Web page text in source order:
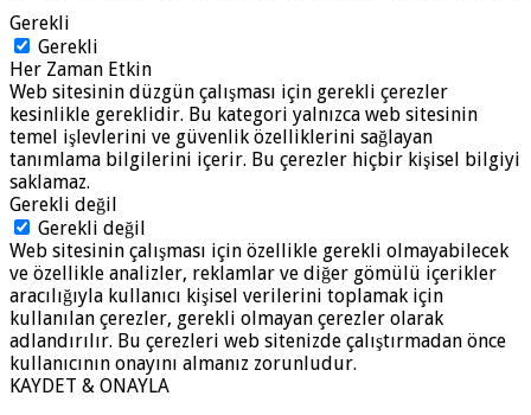
Gerekli
Gerekli
Her Zaman Etkin
Web sitesinin düzgün çalışması için gerekli çerezler
kesinlikle gereklidir. Bu kategori yalnızca web sitesinin
temel işlevlerini ve güvenlik özelliklerini sağlayan
tanımlama bilgilerini içerir. Bu çerezler hiçbir kişisel bilgiyi
saklamaz.
Gerekli değil
Gerekli değil
Web sitesinin çalışması için özellikle gerekli olmayabilecek
ve özellikle analizler, reklamlar ve diğer gömülü içerikler
aracılığıyla kullanıcı kişisel verilerini toplamak için
kullanılan çerezler, gerekli olmayan çerezler olarak
adlandırılır. Bu çerezleri web sitenizde çalıştırmadan önce
kullanıcının onayını almanız zorunludur.
KAYDET & ONAYLA